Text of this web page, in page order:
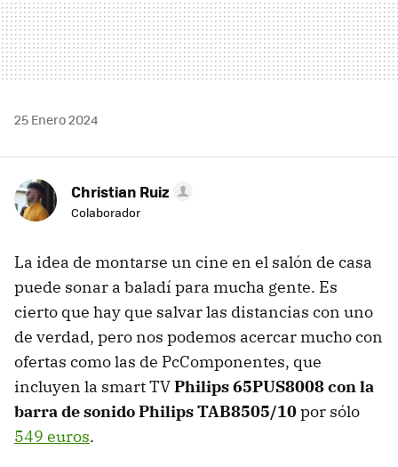
25 Enero 2024
Christian Ruiz
Colaborador
La idea de montarse un cine en el salón de casa
puede sonar a baladí para mucha gente. Es
cierto que hay que salvar las distancias con uno
de verdad, pero nos podemos acercar mucho con
ofertas como las de PcComponentes, que
incluyen la smart TVPhilips 65PUS8008 con la
barra de sonido Philips TAB8505/10por sólo
549 euros.